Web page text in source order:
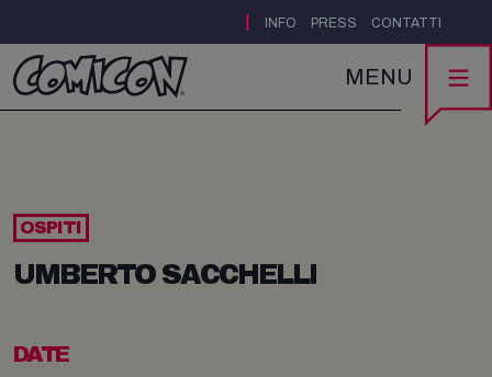
INFO PRESS CONTATTI
MENU
OSPITI
UMBERTO SACCHELLI
DATE